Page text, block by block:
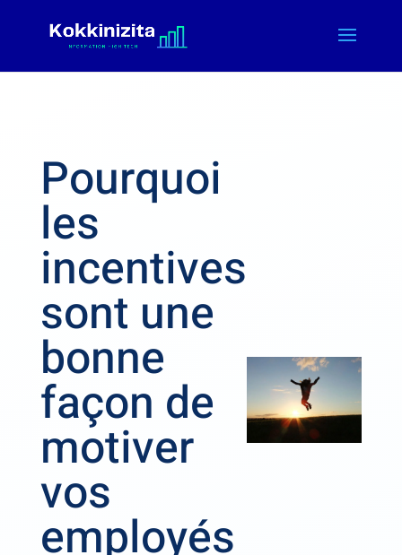
Pourquoi
les
incentives
sont une
bonne
façon de
motiver
vos
employés